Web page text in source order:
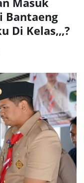
Bantaeng
Di Kelas,,,?